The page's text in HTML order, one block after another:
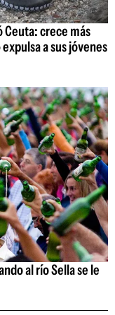
crece más
a sus jóvenes
al río Sella se le